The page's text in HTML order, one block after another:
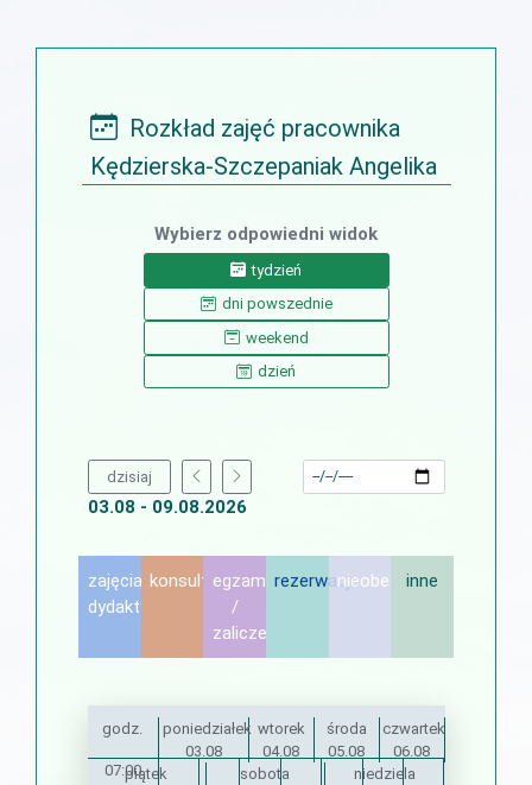
Rozkład zajęć pracownika
Kędzierska-Szczepaniak Angelika
Wybierz odpowiedni widok
tydzień
dni powszednie
weekend
dzień
dzisiaj
03.08 - 09.08.2026
zajęcia
dydaktyczne
konsultacjeegzamin
/
zaliczenie
rezerwacjenieobecność
inne
godz.
poniedziałek
03.08
wtorek
04.08
środa
05.08
czwartek
06.08
piątek
sobota
niedziela
07:00